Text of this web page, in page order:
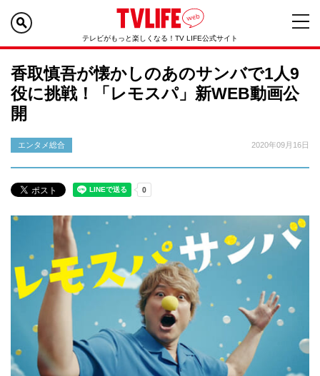
テレビがもっと楽しくなる！TV LIFE公式サイト
香取慎吾が懐かしのあのサンバで1人9
役に挑戦！「レモスパ」新WEB動画公
開
エンタメ総合 2020年09月16日